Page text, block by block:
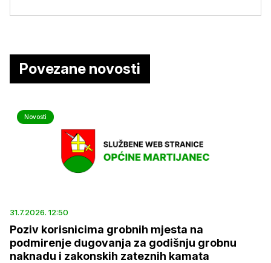
Povezane novosti
Novosti
31.7.2026. 12:50
Poziv korisnicima grobnih mjesta na
podmirenje dugovanja za godišnju grobnu
naknadu i zakonskih zateznih kamata